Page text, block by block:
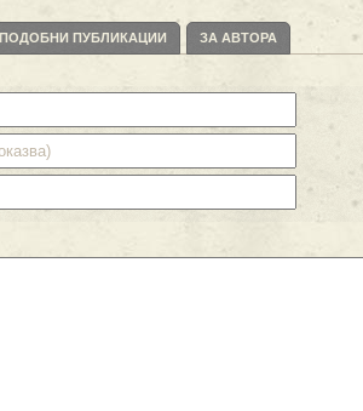
ПОДОБНИ ПУБЛИКАЦИИ ЗА АВТОРА